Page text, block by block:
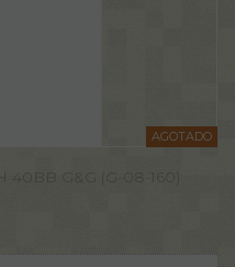
AGOTADO
40BB G&G (G-08-160)